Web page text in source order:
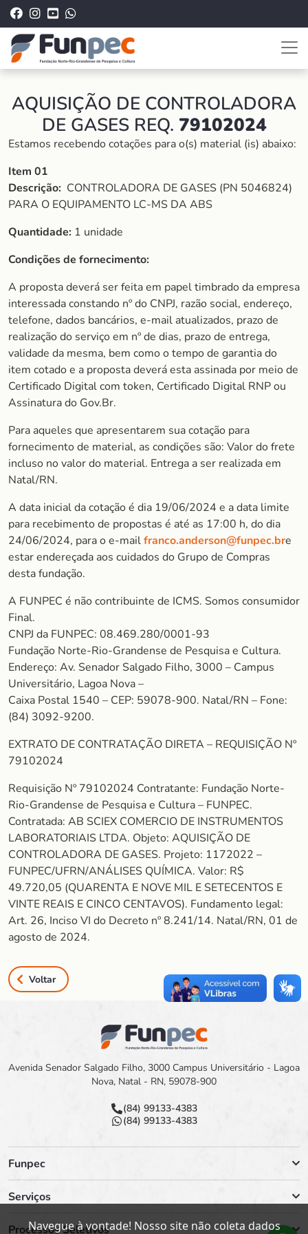
AQUISIÇÃO DE CONTROLADORA
DE GASES REQ. 79102024
Estamos recebendo cotações para o(s) material (is) abaixo:
Item 01
Descrição: CONTROLADORA DE GASES (PN 5046824)
PARA O EQUIPAMENTO LC-MS DA ABS
Quantidade: 1 unidade
Condições de fornecimento:
A proposta deverá ser feita em papel timbrado da empresa
interessada constando nº do CNPJ, razão social, endereço,
telefone, dados bancários, e-mail atualizados, prazo de
realização do serviço em nº de dias, prazo de entrega,
validade da mesma, bem como o tempo de garantia do
item cotado e a proposta deverá esta assinada por meio de
Certificado Digital com token, Certificado Digital RNP ou
Assinatura do Gov.Br.
Para aqueles que apresentarem sua cotação para
fornecimento de material, as condições são: Valor do frete
incluso no valor do material. Entrega a ser realizada em
Natal/RN.
A data inicial da cotação é dia 19/06/2024 e a data limite
para recebimento de propostas é até as 17:00 h, do dia
24/06/2024, para o e-mailfranco.anderson@funpec.bre
estar endereçada aos cuidados do Grupo de Compras
desta fundação.
A FUNPEC é não contribuinte de ICMS. Somos consumidor
Final.
CNPJ da FUNPEC: 08.469.280/0001-93
Fundação Norte-Rio-Grandense de Pesquisa e Cultura.
Endereço: Av. Senador Salgado Filho, 3000 – Campus
Universitário, Lagoa Nova –
Caixa Postal 1540 – CEP: 59078-900. Natal/RN – Fone:
(84) 3092-9200.
EXTRATO DE CONTRATAÇÃO DIRETA – REQUISIÇÃO Nº
79102024
Requisição Nº 79102024 Contratante: Fundação Norte-
Rio-Grandense de Pesquisa e Cultura – FUNPEC.
Contratada: AB SCIEX COMERCIO DE INSTRUMENTOS
LABORATORIAIS LTDA. Objeto: AQUISIÇÃO DE
CONTROLADORA DE GASES. Projeto: 1172022 –
FUNPEC/UFRN/ANÁLISES QUÍMICA. Valor: R$
49.720,05 (QUARENTA E NOVE MIL E SETECENTOS E
VINTE REAIS E CINCO CENTAVOS). Fundamento legal:
Art. 26, Inciso VI do Decreto nº 8.241/14. Natal/RN, 01 de
agosto de 2024.
Voltar
Avenida Senador Salgado Filho, 3000 Campus Universitário - Lagoa
Nova, Natal - RN, 59078-900
(84) 99133-4383
(84) 99133-4383
Funpec
Serviços
Processos Seletivos
Navegue à vontade! Nosso site não coleta dados